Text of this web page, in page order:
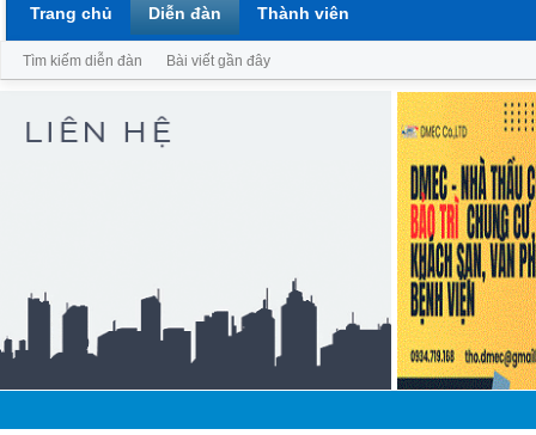
Trang chủ Diễn đàn
Tìm kiếm diễn đàn Bài viết gần đây
Thành viên